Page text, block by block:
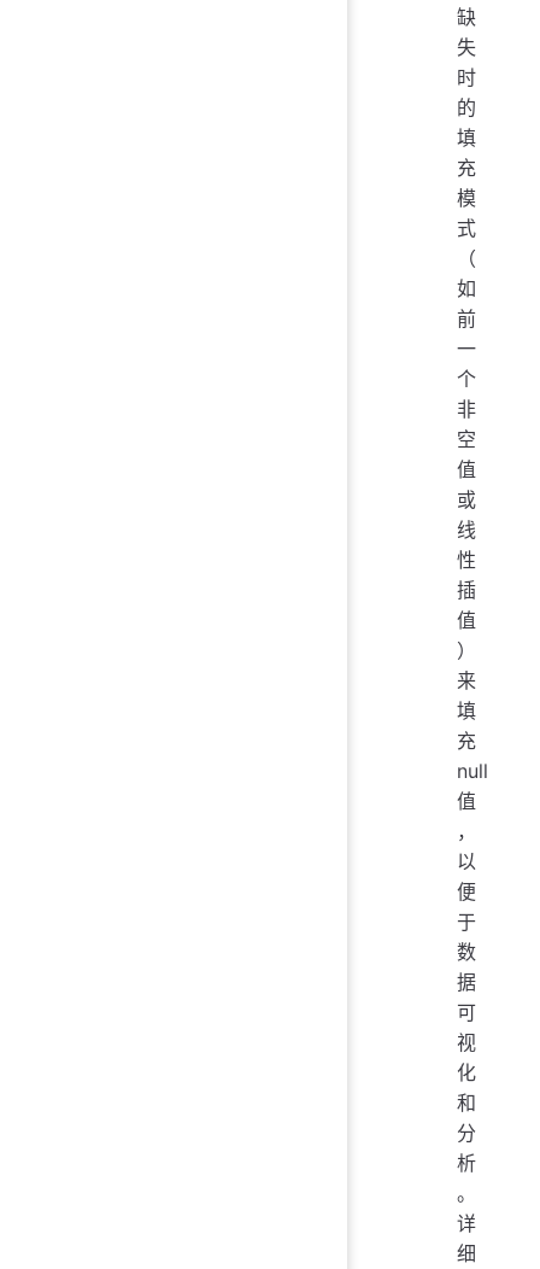
缺
失
时
的
填
充
模
式
（
如
前
一
个
非
空
值
或
线
性
插
值
）
来
填
充
null
值
，
以
便
于
数
据
可
视
化
和
分
析
。
详
细